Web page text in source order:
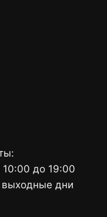
10:00 до 19:00
выходные дни